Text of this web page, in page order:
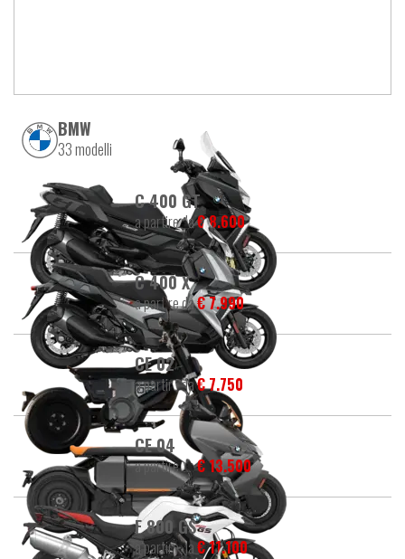
BMW
33 modelli
C 400 GT
a partire da€ 8.600
C 400 X
a partire da€ 7.990
CE 02
a partire da€ 7.750
CE 04
a partire da€ 13.500
F 800 GS
a partire da€ 11.100